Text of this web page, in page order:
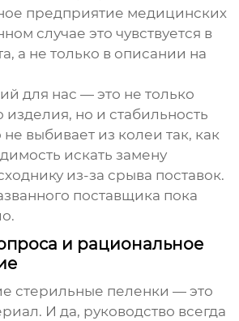
предприятие медицинских
случае это чувствуется в
а не только в описании на
для нас — это не только
изделия, но и стабильность
выбивает из колеи так, как
искать замену
из-за срыва поставок.
поставщика пока
и рациональное
стерильные пеленки — это
И да, руководство всегда